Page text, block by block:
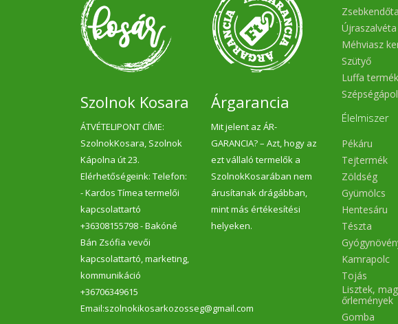
Szolnok Kosara
ÁTVÉTELIPONT CÍME:
SzolnokKosara, Szolnok
Kápolna út 23.
Elérhetőségeink: Telefon:
- Kardos Tímea termelői
kapcsolattartó
+36308155798 - Bakóné
Bán Zsófia vevői
kapcsolattartó, marketing,
kommunikáció
+36706349615
Email:szolnokikosarkozosseg@gmail.com
Árgarancia
Mit jelent az ÁR-
GARANCIA? – Azt, hogy az
ezt vállaló termelők a
SzolnokKosarában nem
árusítanak drágábban,
mint más értékesítési
helyeken.
Újraszalvéta
Méhviasz
Szütyő
Luffa
Élelmiszer
Pékáru
Tejtermék
Zöldség
Gyümölcs
Hentesáru
Tészta
Kamrapolc
Tojás
Lisztek,
őrlemények
Gomba